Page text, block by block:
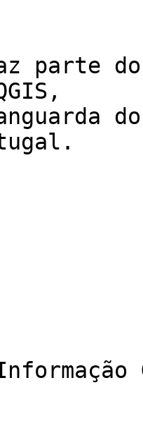
parte do